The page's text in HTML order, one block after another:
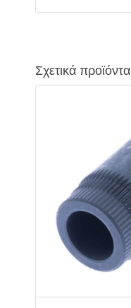
Σχετικά προϊόντα